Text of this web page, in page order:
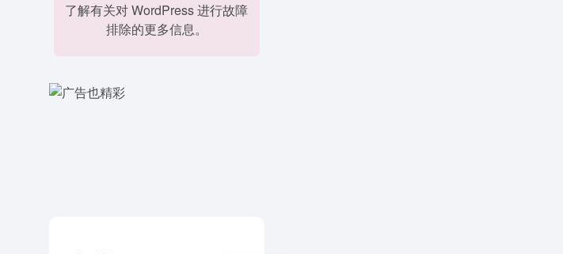
了解有关对 WordPress 进行故障
排除的更多信息。